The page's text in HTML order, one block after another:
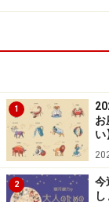
8位：うお
2024年5月2日の
気分がくすぶ
に。
＞【今週の運勢
1
お
い
2
今